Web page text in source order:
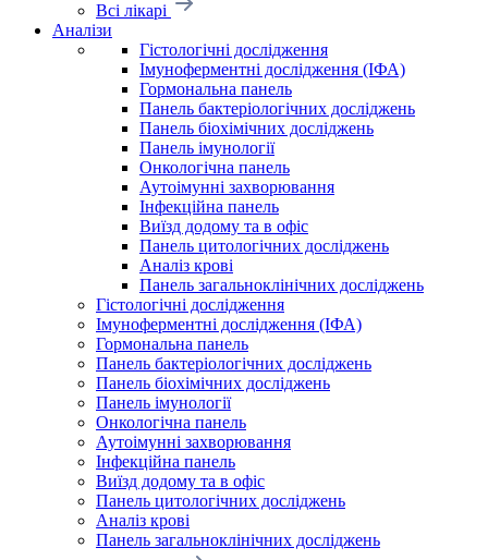
Всі лікарі
Аналізи
Гістологічні дослідження
Імуноферментні дослідження (ІФА)
Гормональна панель
Панель бактеріологічних досліджень
Панель біохімічних досліджень
Панель імунології
Онкологічна панель
Аутоімунні захворювання
Інфекційна панель
Виїзд додому та в офіс
Панель цитологічних досліджень
Аналіз крові
Панель загальноклінічних досліджень
Гістологічні дослідження
Імуноферментні дослідження (ІФА)
Гормональна панель
Панель бактеріологічних досліджень
Панель біохімічних досліджень
Панель імунології
Онкологічна панель
Аутоімунні захворювання
Інфекційна панель
Виїзд додому та в офіс
Панель цитологічних досліджень
Аналіз крові
Панель загальноклінічних досліджень